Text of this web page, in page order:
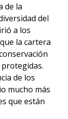
de la
del
a los
la cartera
de los
mucho más
que están